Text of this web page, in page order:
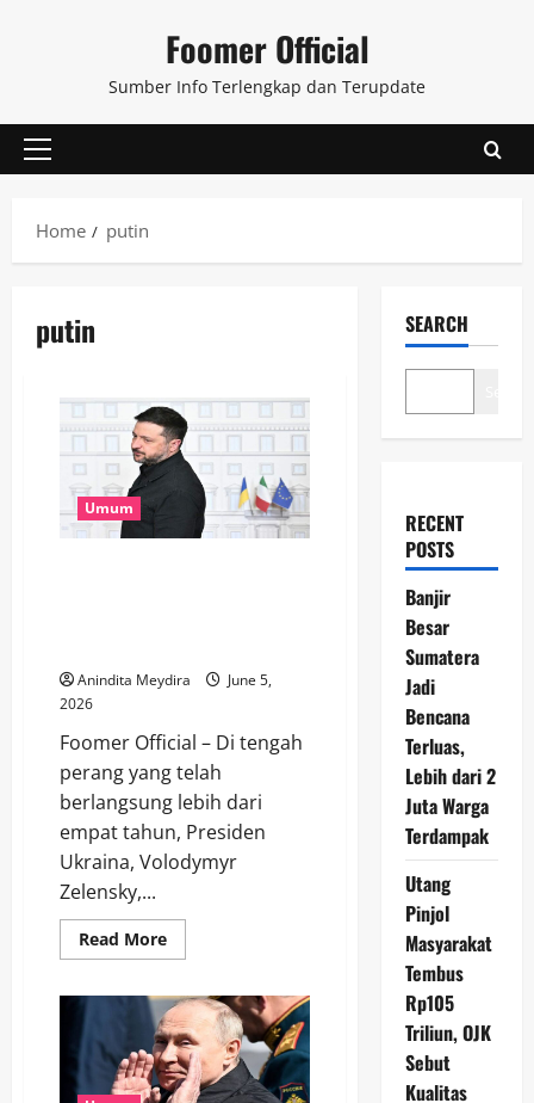
Foomer Official
Sumber Info Terlengkap dan Terupdate
Primary
Home
putin
putin
Umum
Anindita Meydira
June 5,
2026
Foomer Official – Di tengah
perang yang telah
berlangsung lebih dari
empat tahun, Presiden
Ukraina, Volodymyr
Zelensky,...
Read MoreRead
more
Kirim
Surat
Langka
kepada
Putin,
Tawarkan
SEARCH
RECENT
POSTS
Banjir
Besar
Sumatera
Jadi
Bencana
Terluas,
Lebih dari 2
Juta Warga
Terdampak
Utang
Pinjol
Masyarakat
Tembus
Rp105
Triliun, OJK
Sebut
Kualitas